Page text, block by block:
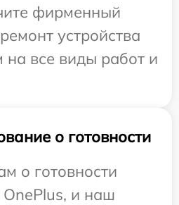
фирменный
устройства
на все виды работ и
о готовности
о готовности
и наш